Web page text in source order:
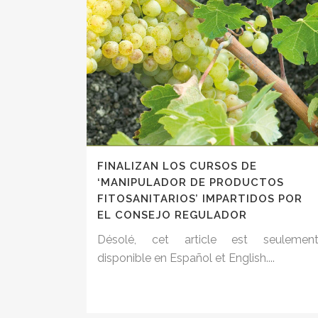
FINALIZAN LOS CURSOS DE
‘MANIPULADOR DE PRODUCTOS
FITOSANITARIOS’ IMPARTIDOS POR
EL CONSEJO REGULADOR
Désolé, cet article est
disponible en Español et English....